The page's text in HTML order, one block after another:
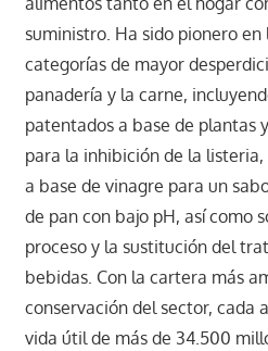
suministro. Ha sido pionero en
categorías de mayor
panadería y la carne,
patentados a base de plantas
para la inhibición de la
a base de vinagre para un
de pan con bajo pH, así como
proceso y la sustitución del
bebidas. Con la cartera más
conservación del sector, cada
vida útil de más de 34.500